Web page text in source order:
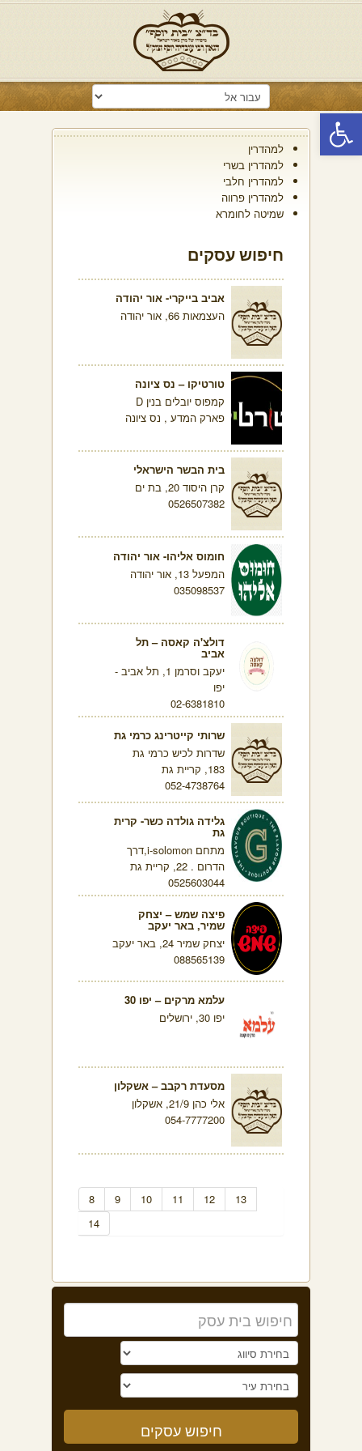
פתח סרגל נגישות
למהדרין
למהדרין בשרי
למהדרין חלבי
למהדרין פרווה
שמיטה לחומרא
חיפוש עסקים
אביב בייקרי- אור יהודה
העצמאות 66, אור יהודה
טורטיקו – נס ציונה
קמפוס יובלים בנין D
פארק המדע , נס ציונה
בית הבשר הישראלי
קרן היסוד 20, בת ים
0526507382
חומוס אליהו- אור יהודה
המפעל 13, אור יהודה
035098537
דולצ'ה קאסה – תל
אביב
יעקב וסרמן 1, תל אביב -
יפו
02-6381810
שרותי קייטרינג כרמי גת
שדרות לכיש כרמי גת
183, קריית גת
052-4738764
גלידה גולדה כשר- קרית
גת
מתחם i-solomon,דרך
הדרום . 22, קריית גת
0525603044
פיצה שמש – יצחק
שמיר, באר יעקב
יצחק שמיר 24, באר יעקב
088565139
עלמא מרקים – יפו 30
יפו 30, ירושלים
מסעדת רקבב – אשקלון
אלי כהן 21/9, אשקלון
054-7777200
8 9 10 11 12
13
14